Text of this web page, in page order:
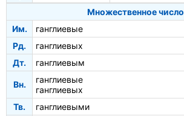
Множественное число
Им.
ганглиевые
Рд.
ганглиевых
Дт.
ганглиевым
Вн.
ганглиевые
ганглиевых
Тв.
ганглиевыми